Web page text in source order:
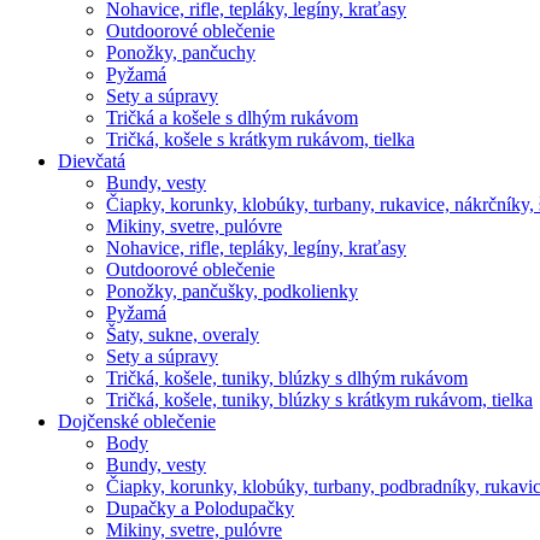
Nohavice, rifle, tepláky, legíny, kraťasy
Outdoorové oblečenie
Ponožky, pančuchy
Pyžamá
Sety a súpravy
Tričká a košele s dlhým rukávom
Tričká, košele s krátkym rukávom, tielka
Dievčatá
Bundy, vesty
Čiapky, korunky, klobúky, turbany, rukavice, nákrčníky,
Mikiny, svetre, pulóvre
Nohavice, rifle, tepláky, legíny, kraťasy
Outdoorové oblečenie
Ponožky, pančušky, podkolienky
Pyžamá
Šaty, sukne, overaly
Sety a súpravy
Tričká, košele, tuniky, blúzky s dlhým rukávom
Tričká, košele, tuniky, blúzky s krátkym rukávom, tielka
Dojčenské oblečenie
Body
Bundy, vesty
Čiapky, korunky, klobúky, turbany, podbradníky,
Dupačky a Polodupačky
Mikiny, svetre, pulóvre